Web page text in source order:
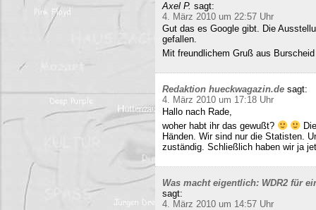
Axel P. sagt:
4. März 2010 um 22:57 Uhr
Gut das es Google gibt. Die
gefallen.
Mit freundlichem Gruß aus Burscheid
Redaktion hueckwagazin.de sagt:
4. März 2010 um 17:18 Uhr
Hallo nach Rade,
woher habt ihr das gewußt?
Händen. Wir sind nur die Statisten.
zuständig. Schließlich haben wir ja
Was macht eigentlich: WDR2 für
sagt:
4. März 2010 um 14:57 Uhr